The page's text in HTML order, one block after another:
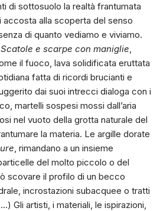
di sottosuolo la realtà frantumata
accosta alla scoperta del senso
di quanto vediamo e viviamo.
Scatole e scarpe con maniglie,
il fuoco, lava solidificata eruttata
fatta di ricordi brucianti e
dai suoi intrecci dialoga con i
martelli sospesi mossi dall’aria
nel vuoto della grotta naturale del
la materia. Le argille dorate
, rimandano a un insieme
del molto piccolo o del
scovare il profilo di un becco
incrostazioni subacquee o tratti
Gli artisti, i materiali, le ispirazioni,